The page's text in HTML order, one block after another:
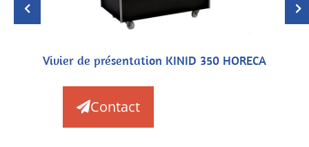
Contact
Vivier de présentation KINID 350 HORECA